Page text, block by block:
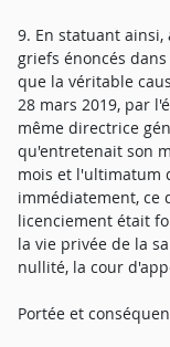
9. En statuant
griefs énoncés
que la véritable
28 mars 2019, par
même directrice
qu'entretenait son
mois et l'ultimatum
immédiatement, ce
licenciement était
la vie privée de la
nullité, la cour
Portée et